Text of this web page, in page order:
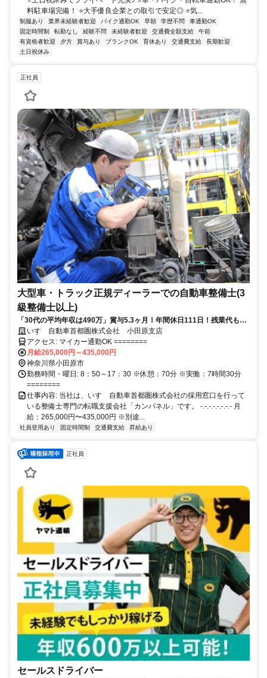
料駐車場完備！ ⭐大手優良企業との取引で安定◎ ⭐気...
制服あり 業界未経験者歓迎 バイク通勤OK 早朝 学歴不問
車通勤OK
固定時間制
転勤なし 経験不問 未経験者歓迎 交通費全額支給
午前
有資格者歓迎
夕方 賞与あり ブランクOK 育休あり 交通費支給
長期歓迎
土日祝休み
正社員
大型車・トラック正規ディーラーでの自動車整備士(3
級整備士以上)
「30代の平均年収は490万」賞与5.3ヶ月！年間休日111日！残業代も全
額支給されるので、月給80万円を超える整備士も
いすゞ自動車首都圏株式会社 小田原支店
アクセス: マイカー通勤OK ========
月給265,000円～435,000円
神奈川県小田原市
勤務時間・曜日: 8：50～17：30 ※休憩：70分 ※実働：7時間30分
========
仕事内容: 当社は、いすゞ自動車首都圏株式会社の採用窓口を行って
いる整備士専門の転職支援会社「カンパネル」です。 -.-.-.-.-.-.-.- 月
給：265,000円〜435,000円 ※別途...
社員登用あり 固定時間制 交通費支給 昇給あり
正社員
セールスドライバー